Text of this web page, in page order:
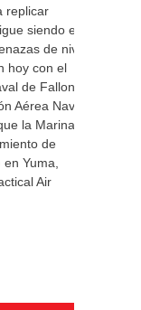
replicar
siendo el
de nivel
hoy con el
de Fallon,
Aérea Naval
la Marina
de
Yuma,
Air